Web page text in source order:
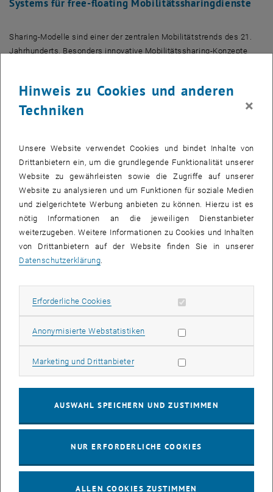
Systems für free-floating Mobilitätssharingdienste
Sharing-Modelle sind einer der zentralen Mobilitätstrends des 21.
Jahrhunderts. Besonders innovative Mobilitätssharing-Konzepte
(Fahrzeuge ohne fixe Stationen) bieten dabei gute
Anknüpfungspunkte besonders in Zusammenhang mit
eine Optimierung derUsabilityder Buchungssysteme – getestet
mithilfe des Start-upsgoUrban. Hierfür wird in einem mehrstufigen,
nutzerzentrierten Prozess aufbauend auf Tests im Laborsetting bis
hin zu einem Realexperiment ein Konzept für ein innovatives
reaktives Buchungs- und Tarifsystems entwickelt. Damit verbunden
werden auch zielgruppenspezifische Anreize basierend auf dem
Nudge-Ansatz“ entworfen.
Auf dem Foto ist die Überarbeitung eines Planes für das REBUTAS
Projekt zu sehen.
Hinweis zu Cookies und anderen
Techniken
×
Unsere Website verwendet Cookies und bindet Inhalte von
Drittanbietern ein, um die grundlegende Funktionalität unserer
Website zu gewährleisten sowie die Zugriffe auf unserer
Website zu analysieren und um Funktionen für soziale Medien
und zielgerichtete Werbung anbieten zu können. Hierzu ist es
nötig Informationen an die jeweiligen Dienstanbieter
weiterzugeben. Weitere Informationen zu Cookies und Inhalten
von Drittanbietern auf der Website finden Sie in unserer
Datenschutzerklärung.
Erforderliche Cookies Erforderliche Cookies zulassen
Anonymisierte WebstatistikenStatistik Cookies zulassen
Marketing und DrittanbieterMarketing Cookies zulassen
AUSWAHL SPEICHERN UND ZUSTIMMEN
NUR ERFORDERLICHE COOKIES
ALLEN COOKIES ZUSTIMMEN